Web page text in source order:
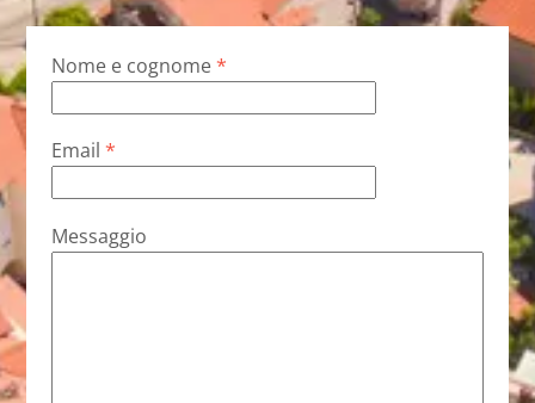
Nome e cognome*
Email *
Messaggio